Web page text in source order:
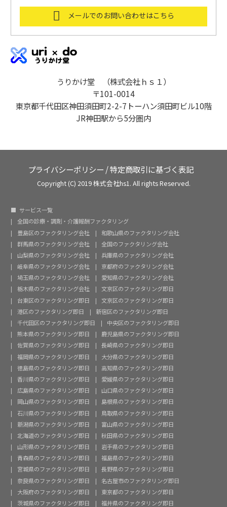
うりかけ堂 （株式会社ｈｓ１）
〒101-0014
東京都千代田区神田須田町2-2-7トーハン須田町ビル10階
JR神田駅から5分圏内
メールでのお問い合わせはこちら
プライバシーポリシー /特定商取引に基づく表記
Copyright (C) 2019 株式会社hs1. All rights Reserved.
サービス一覧
全国の診療・調剤・介護報酬ファクタリング
豊島区のファクタリング会社
和歌山県のファクタリング会社
群馬県のファクタリング会社
全国のファクタリング会社
山梨県のファクタリング会社
兵庫県のファクタリング会社
岐阜県のファクタリング会社
京都府のファクタリング会社
埼玉県のファクタリング会社
愛知県のファクタリング会社
栃木県のファクタリング会社
文京区のファクタリング即日
台東区のファクタリング即日
文京区のファクタリング即日
港区のファクタリング即日
新宿区のファクタリング即日
千代田区のファクタリング即日
中央区のファクタリング即日
熊本県のファクタリング即日
鹿児島県のファクタリング即日
佐賀県のファクタリング即日
長崎県のファクタリング即日
福岡県のファクタリング即日
大分県のファクタリング即日
徳島県のファクタリング即日
高知県のファクタリング即日
香川県のファクタリング即日
愛媛県のファクタリング即日
広島県のファクタリング即日
山口県のファクタリング即日
岡山県のファクタリング即日
島根県のファクタリング即日
石川県のファクタリング即日
鳥取県のファクタリング即日
新潟県のファクタリング即日
富山県のファクタリング即日
北海道のファクタリング即日
秋田県のファクタリング即日
山形県のファクタリング即日
岩手県のファクタリング即日
青森県のファクタリング即日
福島県のファクタリング即日
宮城県のファクタリング即日
長野県のファクタリング即日
奈良県のファクタリング即日
名古屋市のファクタリング即日
大阪府のファクタリング即日
東京都のファクタリング即日
茨城県のファクタリング即日
福井県のファクタリング即日